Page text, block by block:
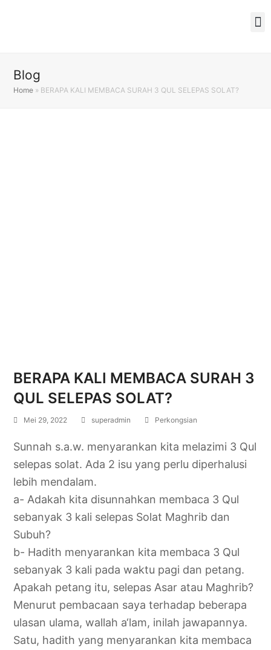
Blog
Home » BERAPA KALI MEMBACA SURAH 3 QUL SELEPAS SOLAT?
BERAPA KALI MEMBACA SURAH 3
QUL SELEPAS SOLAT?
Mei 29, 2022 superadmin Perkongsian
Sunnah s.a.w. menyarankan kita melazimi 3 Qul
selepas solat. Ada 2 isu yang perlu diperhalusi
lebih mendalam.
a- Adakah kita disunnahkan membaca 3 Qul
sebanyak 3 kali selepas Solat Maghrib dan
Subuh?
b- Hadith menyarankan kita membaca 3 Qul
sebanyak 3 kali pada waktu pagi dan petang.
Apakah petang itu, selepas Asar atau Maghrib?
Menurut pembacaan saya terhadap beberapa
ulasan ulama, wallah a‘lam, inilah jawapannya.
Satu, hadith yang menyarankan kita membaca